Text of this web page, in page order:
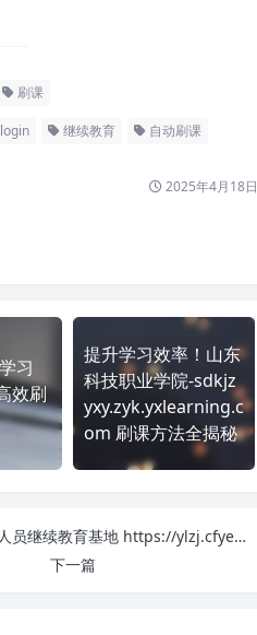
刷课
继续教育 自动刷课
2025年4月18日
习
效刷
提升学习效率！山东
科技职业学院-sdkjz
yxy.zyk.yxlearning.c
om 刷课方法全揭秘
伊犁州专业技术人员继续教育基地 https://ylzj.cfyedu.com/#/home 刷课也能轻松过！简单技巧大公开
下一篇